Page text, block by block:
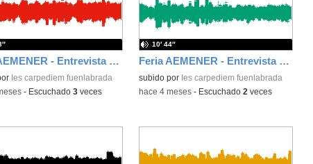
Feria AEMENER - Entrevista a Esmeralda Cuevas
Ies carpediem fuenlabrada
- Escuchado 3veces
Feria AEMENER - Entrevista a Eva Laín
subido por Ies carpediem fuenlabrada
10′ 44″
-hace 4 meses- Escuchado 2 veces